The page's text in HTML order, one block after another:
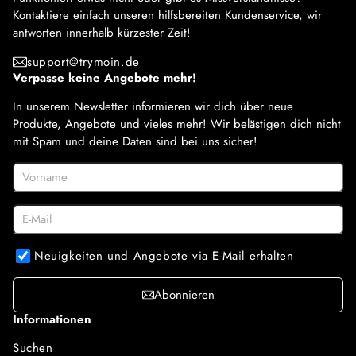
Kontaktiere einfach unseren hilfsbereiten Kundenservice, wir
antworten innerhalb kürzester Zeit!
support@trymoin.de
Verpasse keine Angebote mehr!
In unserem Newsletter informieren wir dich über neue
Produkte, Angebote und vieles mehr! Wir belästigen dich nicht
mit Spam und deine Daten sind bei uns sicher!
Neuigkeiten und Angebote via E-Mail erhalten
Abonnieren
Informationen
Suchen